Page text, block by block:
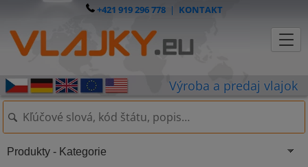
+421 919 296 778| KONTAKT
Produkty - Kategorie